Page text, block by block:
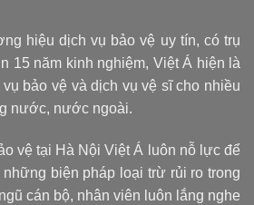
hiệu dịch vụ bảo vệ uy tín, có trụ
15 năm kinh nghiệm, Việt Á hiện là
bảo vệ và dịch vụ vệ sĩ cho nhiều
nước, nước ngoài.
vệ tại Hà Nội Việt Á luôn nỗ lực để
biện pháp loại trừ rủi ro trong
cán bộ, nhân viên luôn lắng nghe